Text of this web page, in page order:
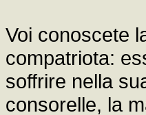
Voi conoscete
compatriota:
soffrire nella
consorelle, la